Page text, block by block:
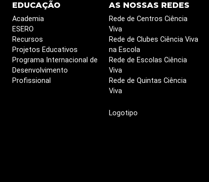
EDUCAÇÃO
Academia
ESERO
Recursos
Projetos Educativos
Programa Internacional de
Desenvolvimento
Profissional
AS NOSSAS REDES
Rede de Centros Ciência
Viva
Rede de Clubes Ciência Viva
na Escola
Rede de Escolas Ciência
Viva
Rede de Quintas Ciência
Viva
Logotipo